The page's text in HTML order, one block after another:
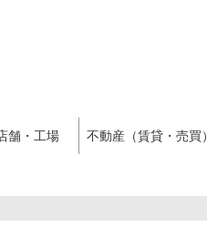
舗・工場 不動産（賃貸・売買）